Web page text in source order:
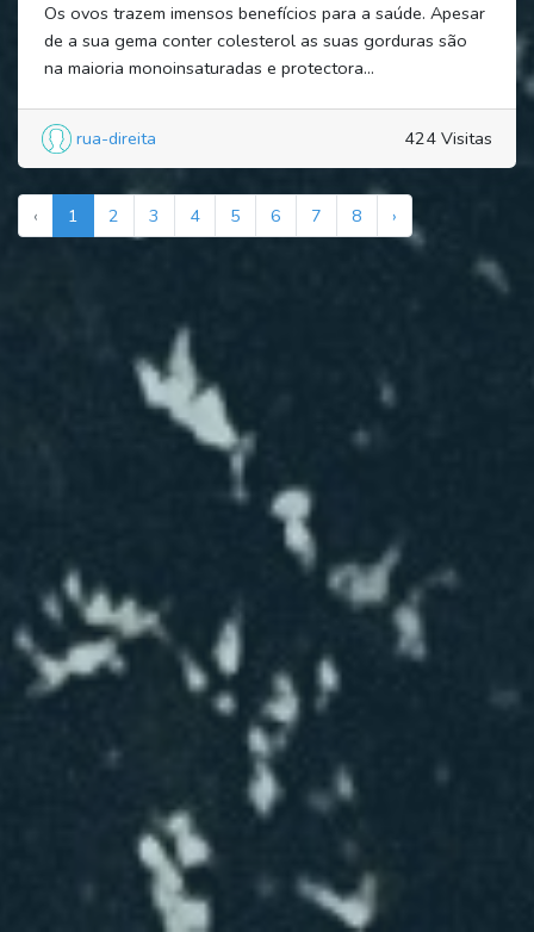
Os ovos trazem imensos benefícios para a saúde. Apesar
de a sua gema conter colesterol as suas gorduras são
na maioria monoinsaturadas e protectora...
rua-direita 424 Visitas
‹ 1 2 3 4 5 6 7 8 ›